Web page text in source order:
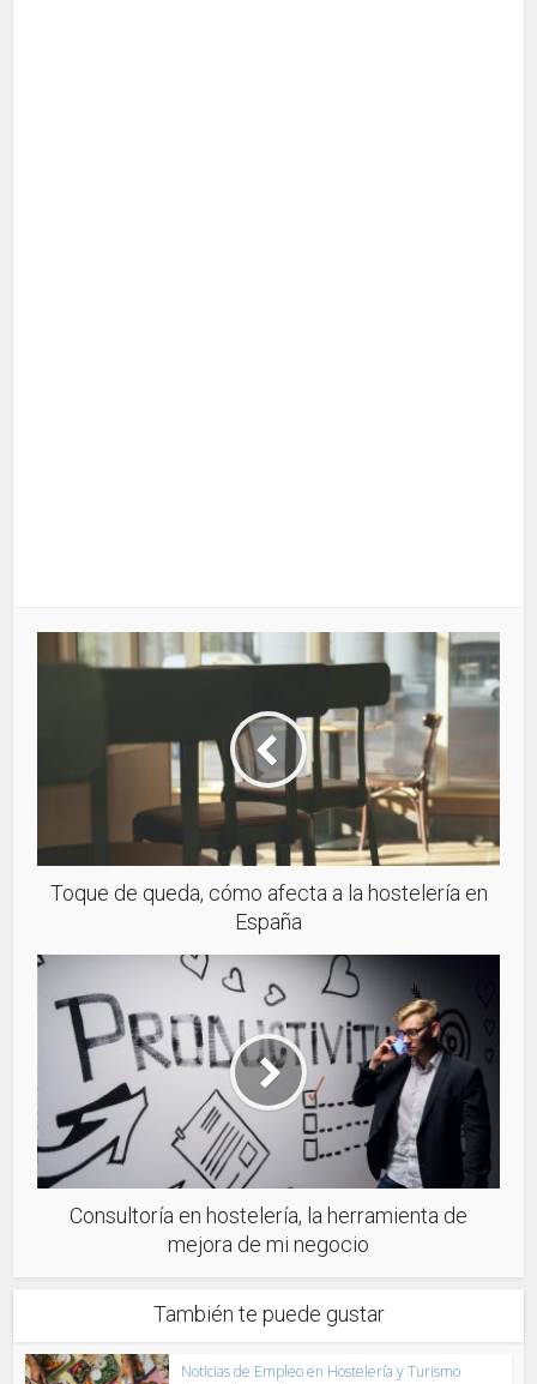
Toque de queda, cómo afecta a la hostelería en
España
Consultoría en hostelería, la herramienta de
mejora de mi negocio
También te puede gustar
Noticias de Empleo en Hostelería y Turismo